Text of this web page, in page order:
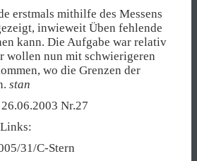
erstmals mithilfe des Messens
inwieweit Üben fehlende
kann. Die Aufgabe war relativ
wollen nun mit schwierigeren
wo die Grenzen der
stan
Nr.27
31/C-Stern